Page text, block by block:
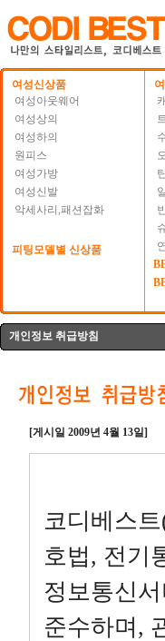
여성신상품
여성아웃웨어
여성상의
여성하의
원피스
여성가방
여성신발
악세사리,패션잡화
피팅모델별 신상품
개인정보 취급방침
[게시일 2009년 4월 13일]
코디베스
호법, 전기
정보통신
준수하며,